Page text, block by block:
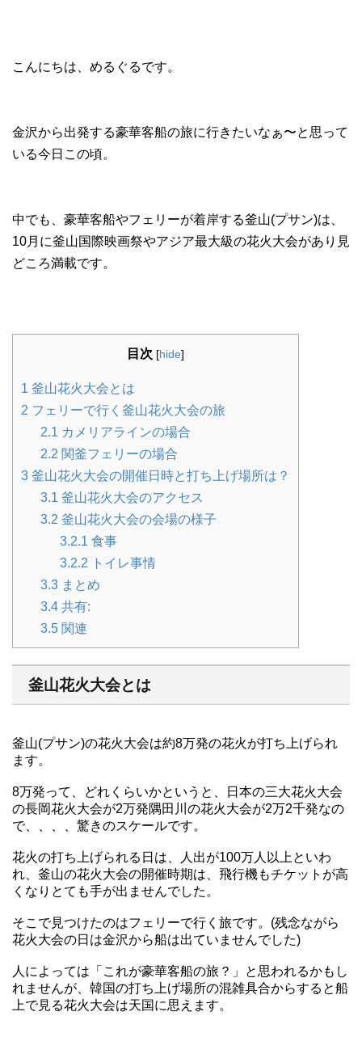
こんにちは、めるぐるです。
金沢から出発する豪華客船の旅に行きたいなぁ〜と思って
いる今日この頃。
中でも、豪華客船やフェリーが着岸する釜山(プサン)は、
10月に釜山国際映画祭やアジア最大級の花火大会があり見
どころ満載です。
目次 [hide]
1 釜山花火大会とは
2 フェリーで行く釜山花火大会の旅
2.1 カメリアラインの場合
2.2 関釜フェリーの場合
3 釜山花火大会の開催日時と打ち上げ場所は？
3.1 釜山花火大会のアクセス
3.2 釜山花火大会の会場の様子
3.2.1 食事
3.2.2 トイレ事情
3.3 まとめ
3.4 共有:
3.5 関連
釜山花火大会とは
釜山(プサン)の花火大会は約8万発の花火が打ち上げられ
ます。
8万発って、どれくらいかというと、日本の三大花火大会
の長岡花火大会が2万発隅田川の花火大会が2万2千発なの
で、、、、驚きのスケールです。
花火の打ち上げられる日は、人出が100万人以上といわ
れ、釜山の花火大会の開催時期は、飛行機もチケットが高
くなりとても手が出ませんでした。
そこで見つけたのはフェリーで行く旅です。(残念ながら
花火大会の日は金沢から船は出ていませんでした)
人によっては「これが豪華客船の旅？」と思われるかもし
れませんが、韓国の打ち上げ場所の混雑具合からすると船
上で見る花火大会は天国に思えます。